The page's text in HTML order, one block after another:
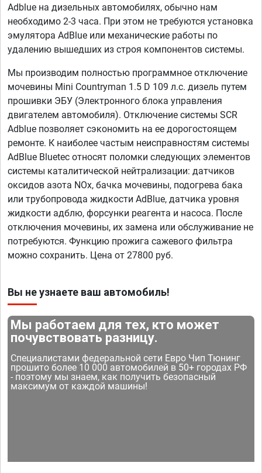
Adblue на дизельных автомобилях, обычно нам
необходимо 2-3 часа. При этом не требуются установка
эмулятора AdBlue или механические работы по
удалению вышедших из строя компонентов системы.
Мы производим полностью программное отключение
мочевины Mini Countryman 1.5 D 109 л.с. дизель путем
прошивки ЭБУ (Электронного блока управления
двигателем автомобиля). Отключение системы SCR
Adblue позволяет сэкономить на ее дорогостоящем
ремонте. К наиболее частым неисправностям системы
AdBlue Bluetec относят поломки следующих элементов
системы каталитической нейтрализации: датчиков
оксидов азота NOx, бачка мочевины, подогрева бака
или трубопровода жидкости AdBlue, датчика уровня
жидкости адблю, форсунки реагента и насоса. После
отключения мочевины, их замена или обслуживание не
потребуются. Функцию прожига сажевого фильтра
можно сохранить. Цена от 27800 руб.
Вы не узнаете ваш автомобиль!
Мы работаем для тех, кто может
почувствовать разницу.
Специалистами федеральной сети Евро Чип Тюнинг
прошито более 10 000 автомобилей в 50+ городах РФ
- поэтому мы знаем, как получить безопасный
максимум от каждой машины!